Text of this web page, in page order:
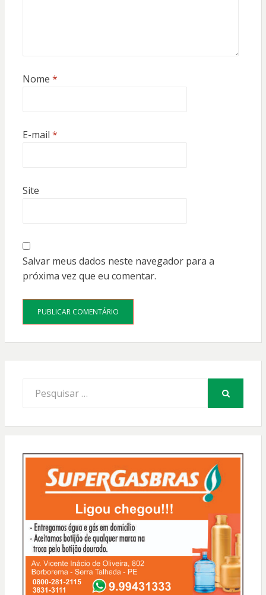
Nome *
E-mail *
Site
Salvar meus dados neste navegador para a
próxima vez que eu comentar.
por: